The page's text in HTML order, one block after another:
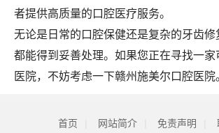
者提供高质量的口腔医疗服务。
无论是日常的口腔保健还是复杂的牙齿修
都能得到妥善处理。如果您正在寻找一
医院，不妨考虑一下赣州施美尔口腔医院
首页 网站简介 免责声明